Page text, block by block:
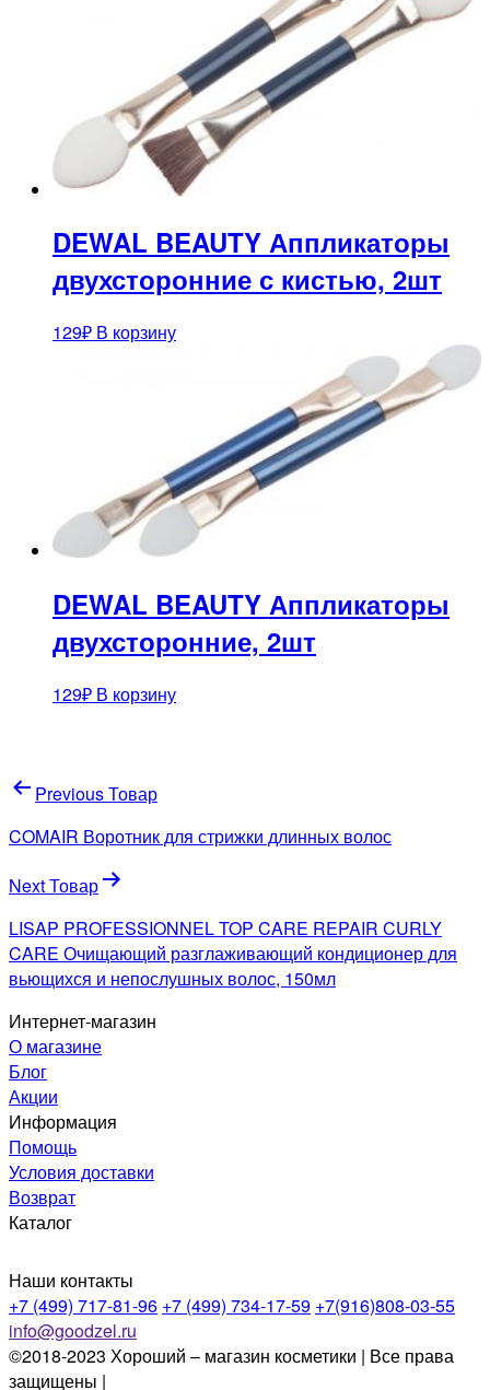
DEWAL BEAUTY Аппликаторы
двухсторонние с кистью, 2шт
129₽ В корзину
DEWAL BEAUTY Аппликаторы
двухсторонние, 2шт
129₽ В корзину
Навигация
по
записям
Previous Товар
COMAIR Воротник для стрижки длинных волос
Next Товар
LISAP PROFESSIONNEL TOP CARE REPAIR CURLY
CARE Очищающий разглаживающий кондиционер для
вьющихся и непослушных волос, 150мл
Интернет-магазин
О магазине
Блог
Акции
Информация
Помощь
Условия доставки
Возврат
Каталог
Наши контакты
+7 (499) 717-81-96 +7 (499) 734-17-59 +7(916)808-03-55
info@goodzel.ru
©2018-2023 Хороший – магазин косметики | Все права
защищены |